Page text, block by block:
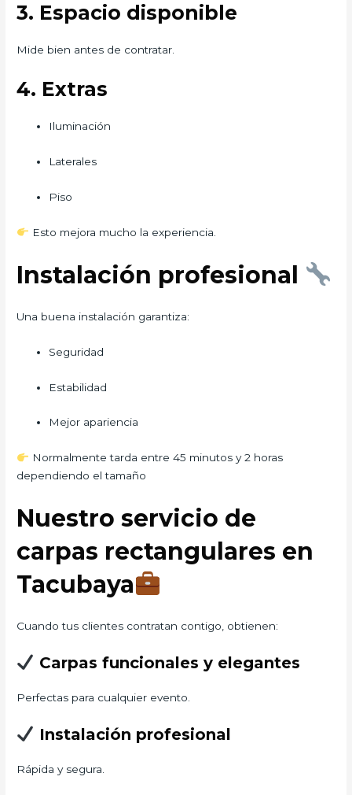
3. Espacio disponible
Mide bien antes de contratar.
4. Extras
Iluminación
Laterales
Piso
Esto mejora mucho la experiencia.
Instalación profesional
Una buena instalación garantiza:
Seguridad
Estabilidad
Mejor apariencia
Normalmente tarda entre 45 minutos y 2 horas
dependiendo el tamaño
Nuestro servicio de
carpas rectangulares en
Tacubaya
Cuando tus clientes contratan contigo, obtienen:
Carpas funcionales y elegantes
Perfectas para cualquier evento.
Instalación profesional
Rápida y segura.